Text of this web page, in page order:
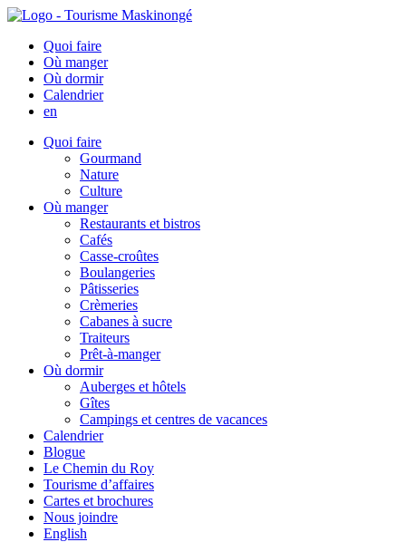
Quoi faire
Où manger
Où dormir
Calendrier
en
Quoi faire
Gourmand
Nature
Culture
Où manger
Restaurants et bistros
Cafés
Casse-croûtes
Boulangeries
Pâtisseries
Crèmeries
Cabanes à sucre
Traiteurs
Prêt-à-manger
Où dormir
Auberges et hôtels
Gîtes
Campings et centres de vacances
Calendrier
Blogue
Le Chemin du Roy
Tourisme d’affaires
Cartes et brochures
Nous joindre
English